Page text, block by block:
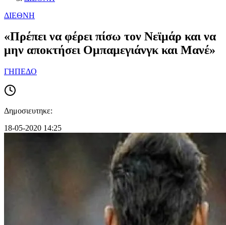
ΔΙΕΘΝΗ
«Πρέπει να φέρει πίσω τον Νεϊμάρ και να
μην αποκτήσει Ομπαμεγιάνγκ και Μανέ»
ΓΗΠΕΔΟ
Δημοσιευτηκε:
18-05-2020 14:25